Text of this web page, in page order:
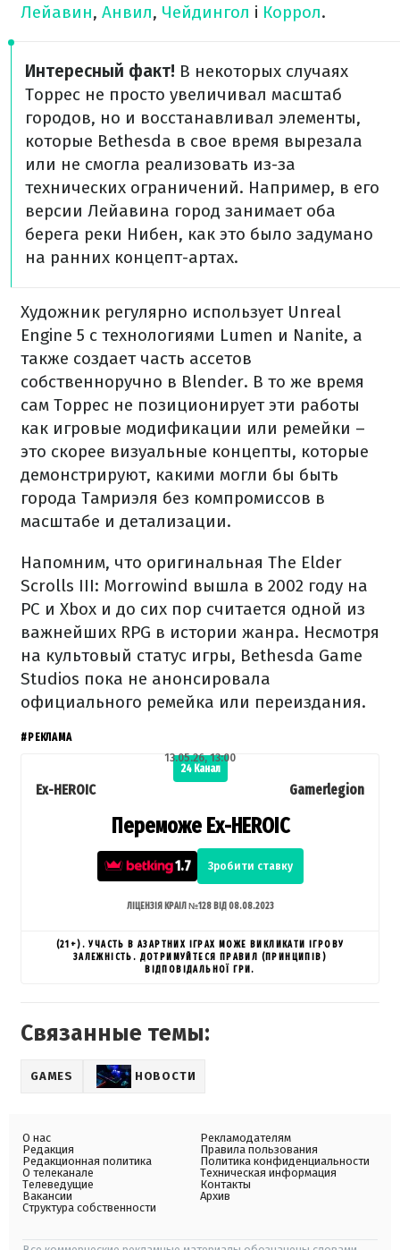
Лейавин, Анвил, Чейдингол і Коррол.
Интересный факт! В некоторых случаях
Торрес не просто увеличивал масштаб
городов, но и восстанавливал элементы,
которые Bethesda в свое время вырезала
или не смогла реализовать из-за
технических ограничений. Например, в его
версии Лейавина город занимает оба
берега реки Нибен, как это было задумано
на ранних концепт-артах.
Художник регулярно использует Unreal
Engine 5 с технологиями Lumen и Nanite, а
также создает часть ассетов
собственноручно в Blender. В то же время
сам Торрес не позиционирует эти работы
как игровые модификации или ремейки –
это скорее визуальные концепты, которые
демонстрируют, какими могли бы быть
города Тамриэля без компромиссов в
масштабе и детализации.
Напомним, что оригинальная The Elder
Scrolls III: Morrowind вышла в 2002 году на
PC и Xbox и до сих пор считается одной из
важнейших RPG в истории жанра. Несмотря
на культовый статус игры, Bethesda Game
Studios пока не анонсировала
официального ремейка или переиздания.
#РЕКЛАМА
24 Канал
Ex-HEROIC
13.05.26, 13:00
Переможе Ex-HEROIC
1.7 Зробити ставку
Gamerlegion
ЛІЦЕНЗІЯ КРАІЛ №128 ВІД 08.08.2023
(21+). УЧАСТЬ В АЗАРТНИХ ІГРАХ МОЖЕ ВИКЛИКАТИ ІГРОВУ
ЗАЛЕЖНІСТЬ. ДОТРИМУЙТЕСЯ ПРАВИЛ (ПРИНЦИПІВ)
ВІДПОВІДАЛЬНОЇ ГРИ.
Связанные темы:
GAMES НОВОСТИ
О нас
Редакция
Редакционная политика
О телеканале
Телеведущие
Вакансии
Структура собственности
Рекламодателям
Правила пользования
Политика конфиденциальности
Техническая информация
Контакты
Архив